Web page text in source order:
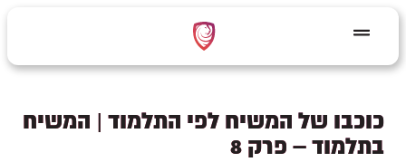
כוכבו של המשיח לפי התלמוד | המשיח
בתלמוד – פרק 8